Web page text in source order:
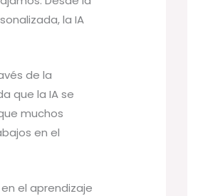
la IA
de la
que la IA se
muchos
en el
el aprendizaje